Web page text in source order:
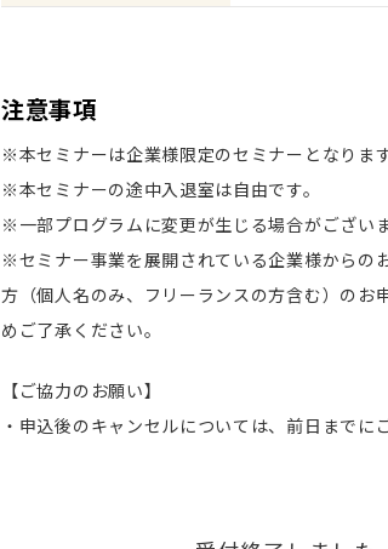
注意事項
※本セミナーは企業様限定のセミナーとなります
※本セミナーの途中入退室は自由です。
※一部プログラムに変更が生じる場合がございま
※セミナー事業を展開されている企業様からの
方（個人名のみ、フリーランスの方含む）のお
めご了承ください。
【ご協力のお願い】
・申込後のキャンセルについては、前日までに